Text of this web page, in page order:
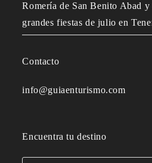
Romería de San Benito Abad
grandes fiestas de julio en
Contacto
info@guiaenturismo.com
Encuentra tu destino